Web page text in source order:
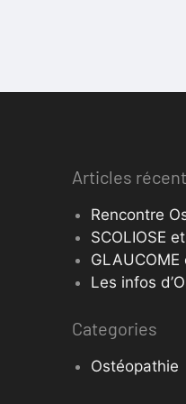
Articles
Rencontre
SCOLIOSE
Les infos
Categories
Ostéopathie